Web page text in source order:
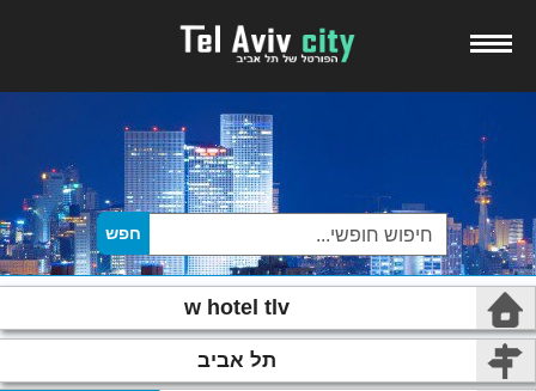
w hotel tlv
תל אביב